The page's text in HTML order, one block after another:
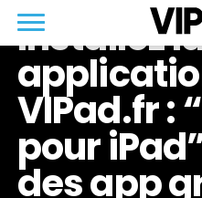
Installez
VIPad.fr :
pour
des app